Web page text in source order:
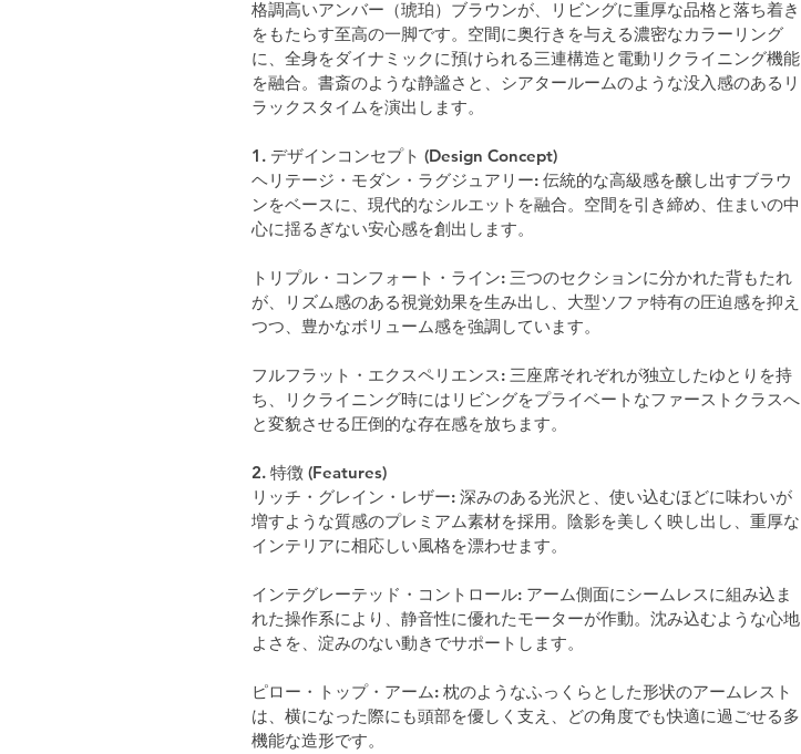
格調高いアンバー（琥珀）ブラウンが、リビングに重厚な品格と落ち着き
をもたらす至高の一脚です。空間に奥行きを与える濃密なカラーリング
に、全身をダイナミックに預けられる三連構造と電動リクライニング機能
を融合。書斎のような静謐さと、シアタールームのような没入感のあるリ
ラックスタイムを演出します。
1. デザインコンセプト (Design Concept)
ヘリテージ・モダン・ラグジュアリー: 伝統的な高級感を醸し出すブラウ
ンをベースに、現代的なシルエットを融合。空間を引き締め、住まいの中
心に揺るぎない安心感を創出します。
トリプル・コンフォート・ライン: 三つのセクションに分かれた背もたれ
が、リズム感のある視覚効果を生み出し、大型ソファ特有の圧迫感を抑え
つつ、豊かなボリューム感を強調しています。
フルフラット・エクスペリエンス: 三座席それぞれが独立したゆとりを持
ち、リクライニング時にはリビングをプライベートなファーストクラスへ
と変貌させる圧倒的な存在感を放ちます。
2. 特徴 (Features)
リッチ・グレイン・レザー: 深みのある光沢と、使い込むほどに味わいが
増すような質感のプレミアム素材を採用。陰影を美しく映し出し、重厚な
インテリアに相応しい風格を漂わせます。
インテグレーテッド・コントロール: アーム側面にシームレスに組み込ま
れた操作系により、静音性に優れたモーターが作動。沈み込むような心地
よさを、淀みのない動きでサポートします。
ピロー・トップ・アーム: 枕のようなふっくらとした形状のアームレスト
は、横になった際にも頭部を優しく支え、どの角度でも快適に過ごせる多
機能な造形です。